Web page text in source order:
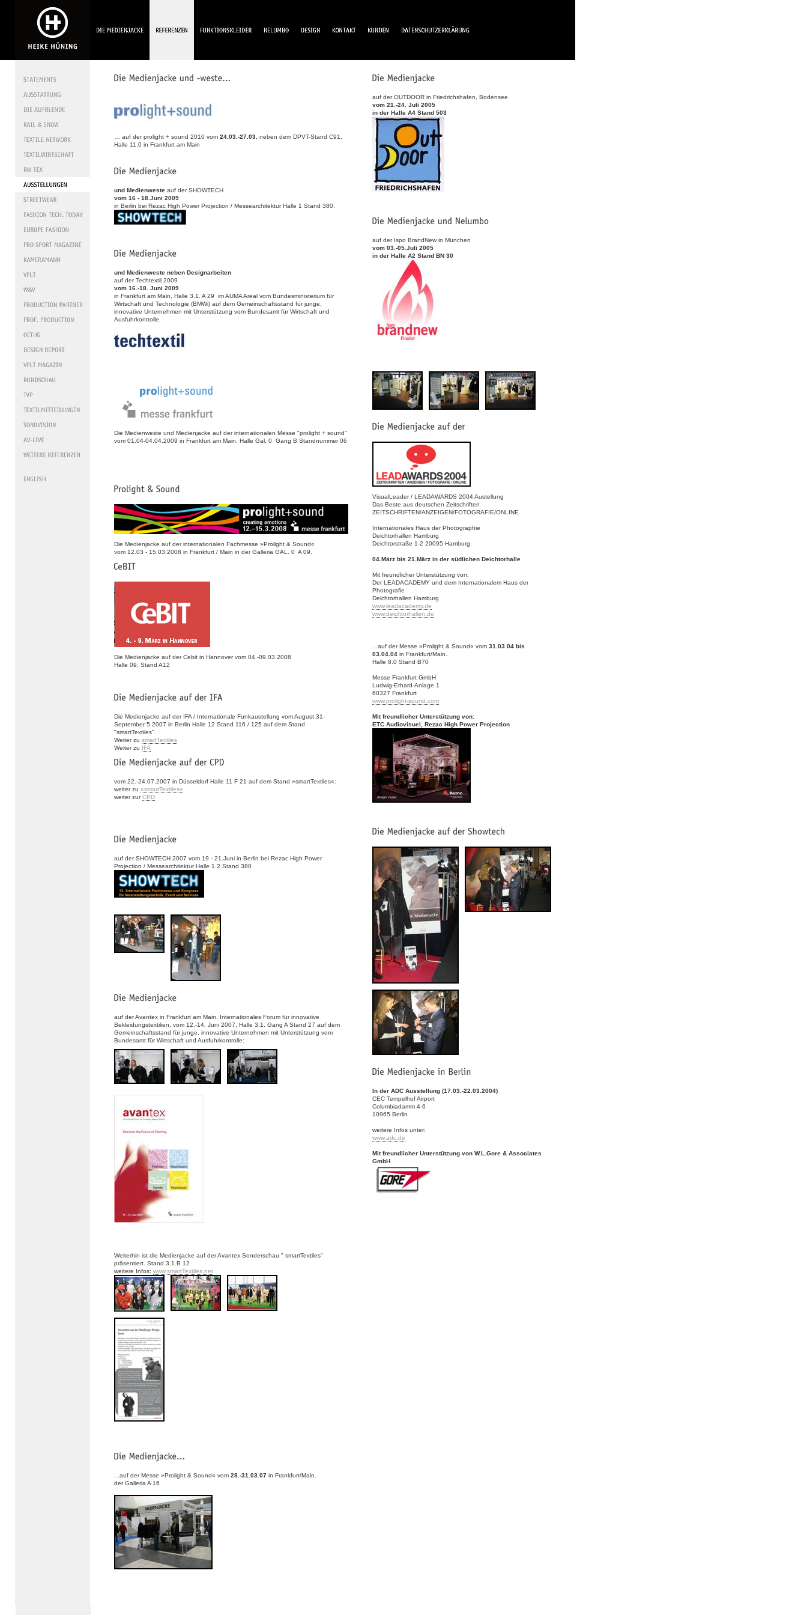
… auf der prolight + sound 2010 vom 24.03.-27.03. neben dem DPVT-Stand C91,
Halle 11.0 in Frankfurt am Main
und Medienweste auf der SHOWTECH
vom 16 - 18.Juni 2009
in Berlin bei Rezac High Power Projection / Messearchitektur Halle 1 Stand 380.
und Medienweste neben Designarbeiten
auf der Techtextil 2009
vom 16.-18. Juni 2009
in Frankfurt am Main, Halle 3.1. A 29 im AUMA Areal vom Bundesministerium für
Wirtschaft und Technologie (BMWi) auf dem Gemeinschaftsstand für junge,
innovative Unternehmen mit Unterstützung vom Bundesamt für Wirtschaft und
Ausfuhrkontrolle.
Die Medienweste und Medienjacke auf der internationalen Messe "prolight + sound"
vom 01.04-04.04.2009 in Frankfurt am Main. Halle Gal. 0 Gang B Standnummer 06
Die Medienjacke auf der internationalen Fachmesse »Prolight & Sound«
vom 12.03 - 15.03.2008 in Frankfurt / Main in der Galleria GAL. 0 A 09.
Die Medienjacke auf der Cebit in Hannover vom 04.-09.03.2008
Halle 09, Stand A12
Die Medienjacke auf der IFA / Internationale Funkaustellung vom August 31-
September 5 2007 in Berlin Halle 12 Stand 116 / 125 auf dem Stand
"smartTextiles".
Weiter zu smartTextiles
Weiter zu IFA
vom 22.-24.07.2007 in Düsseldorf Halle 11 F 21 auf dem Stand »smartTextiles«:
weiter zu »smartTextiles«
weiter zurCPD
auf der SHOWTECH 2007 vom 19 - 21.Juni in Berlin bei Rezac High Power
Projection / Messearchitektur Halle 1.2 Stand 380
auf der Avantex in Frankfurt am Main, Internationales Forum für innovative
Bekleidungstextilien, vom 12.-14. Juni 2007, Halle 3.1. Gang A Stand 27 auf dem
Gemeinschaftsstand für junge, innovative Unternehmen mit Unterstützung vom
Bundesamt für Wirtschaft und Ausfuhrkontrolle:
Weiterhin ist die Medienjacke auf der Avantex Sonderschau " smartTextiles"
präsentiert. Stand 3.1.B 12
weitere Infos: www.smartTextiles.net
...auf der Messe »Prolight & Sound« vom 28.-31.03.07 in Frankfurt/Main.
der Galleria A 16
auf der OUTDOOR in Friedrichshafen, Bodensee
vom 21.-24. Juli 2005
in der Halle A4 Stand 503
auf der Ispo BrandNew in München
vom 03.-05.Juli 2005
in der Halle A2 Stand BN 30
VisualLeader / LEADAWARDS 2004 Austellung
Das Beste aus deutschen Zeitschriften
ZEITSCHRIFTEN/ANZEIGEN/FOTOGRAFIE/ONLINE
Internationales Haus der Photographie
Deichtorhallen Hamburg
Deichtorstraße 1-2 20095 Hamburg
04.März bis 21.März in der südlichen Deichtorhalle
Mit freundlicher Unterstützung von:
Der LEADACADEMY und dem Internationalem Haus der
Photografie
Deichtorhallen Hamburg
www.leadacademy.de
www.deichtorhallen.de
...auf der Messe »Prolight & Sound« vom 31.03.04 bis
03.04.04 in Frankfurt/Main.
Halle 8.0 Stand B70
Messe Frankfurt GmbH
Ludwig-Erhard-Anlage 1
60327 Frankfurt
www.prolight-sound.com
Mit freundlicher Unterstützung von:
ETC Audiovisuel, Rezac High Power Projection
In der ADC Ausstellung (17.03.-22.03.2004)
CEC Tempelhof Airport
Columbiadamm 4-6
10965 Berlin
weitere Infos unter:
www.adc.de
Mit freundlicher Unterstützung von W.L.Gore & Associates
GmbH